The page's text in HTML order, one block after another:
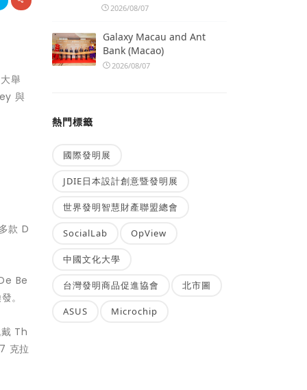
舉
與
款 D
Be
。
Th
克拉
2026/08/07
Galaxy Macau and Ant
Bank (Macao)
2026/08/07
熱門標籤
國際發明展
JDIE日本設計創意暨發明展
世界發明智慧財產聯盟總會
SocialLab OpView
中國文化大學
台灣發明商品促進協會 北市圖
ASUS Microchip